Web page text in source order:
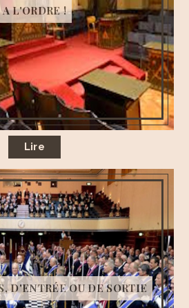
A L'ORDRE !
Lire
D'ENTRÉE OU DE SORTIE